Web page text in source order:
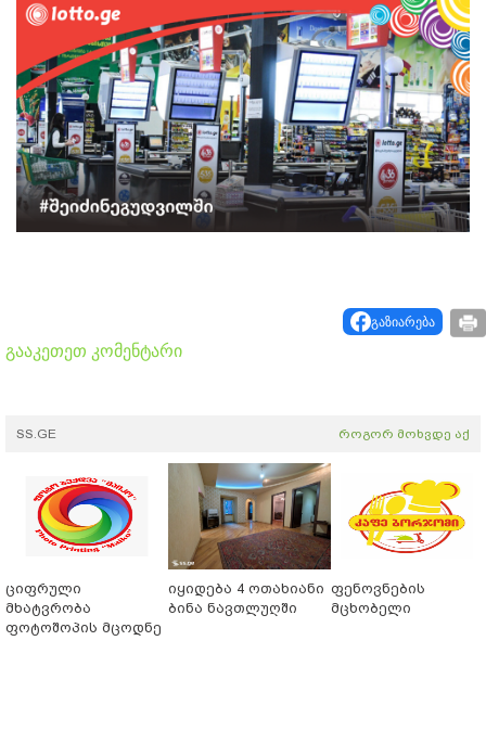
გაზიარება
გააკეთეთ კომენტარი
SS.GE როგორ მოხვდე აქ
ციფრული
მხატვრობა
ფოტოშოპის მცოდნე
იყიდება 4 ოთახიანი
ბინა ნავთლუღში
ფენოვნების
მცხობელი